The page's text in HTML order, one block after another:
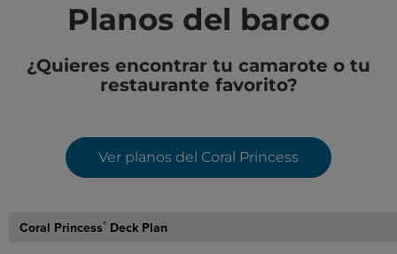
Planos del barco
¿Quieres encontrar tu camarote o tu
restaurante favorito?
Ver planos del Coral Princess